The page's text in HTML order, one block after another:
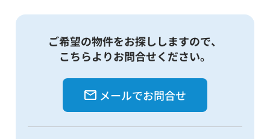
ご希望の物件をお探ししますので、
こちらよりお問合せください。
メールでお問合せ